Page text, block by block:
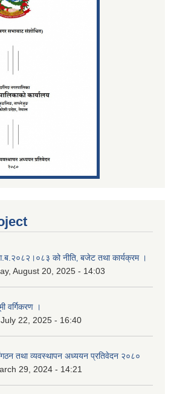
को नीति‚ बजेट तथा कार्यक्रम ।
August 20, 2025 - 14:03
वर्गिकरण ।
22, 2025 - 16:40
तथा व्यवस्थापन अध्ययन प्रतिवेदन २०८०
29, 2024 - 14:21